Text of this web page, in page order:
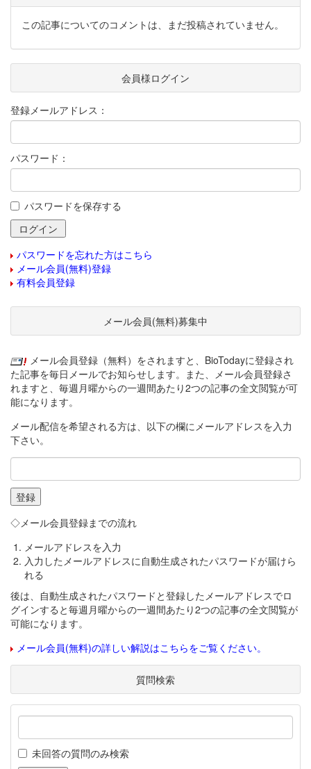
この記事についてのコメントは、まだ投稿されていません。
会員様ログイン
登録メールアドレス：
パスワード：
パスワードを保存する
パスワードを忘れた方はこちら
メール会員(無料)登録
有料会員登録
メール会員(無料)募集中
メール会員登録（無料）をされますと、BioTodayに登録され
た記事を毎日メールでお知らせします。また、メール会員登録さ
れますと、毎週月曜からの一週間あたり2つの記事の全文閲覧が可
能になります。
メール配信を希望される方は、以下の欄にメールアドレスを入力
下さい。
◇メール会員登録までの流れ
メールアドレスを入力
入力したメールアドレスに自動生成されたパスワードが届けら
れる
後は、自動生成されたパスワードと登録したメールアドレスでロ
グインすると毎週月曜からの一週間あたり2つの記事の全文閲覧が
可能になります。
メール会員(無料)の詳しい解説はこちらをご覧ください。
質問検索
未回答の質問のみ検索